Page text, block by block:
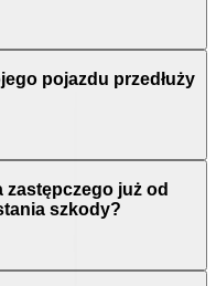
pojazdu przedłuży
zastępczego już od
szkody?